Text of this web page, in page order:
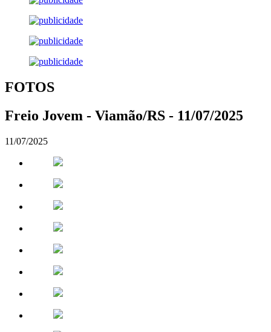
FOTOS
Freio Jovem - Viamão/RS - 11/07/2025
11/07/2025